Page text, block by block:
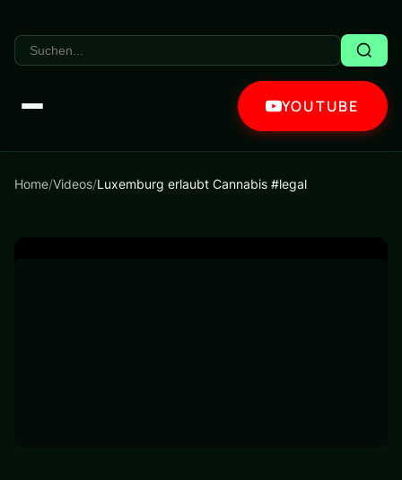
YOUTUBE
Home/Videos/Luxemburg erlaubt Cannabis #legal